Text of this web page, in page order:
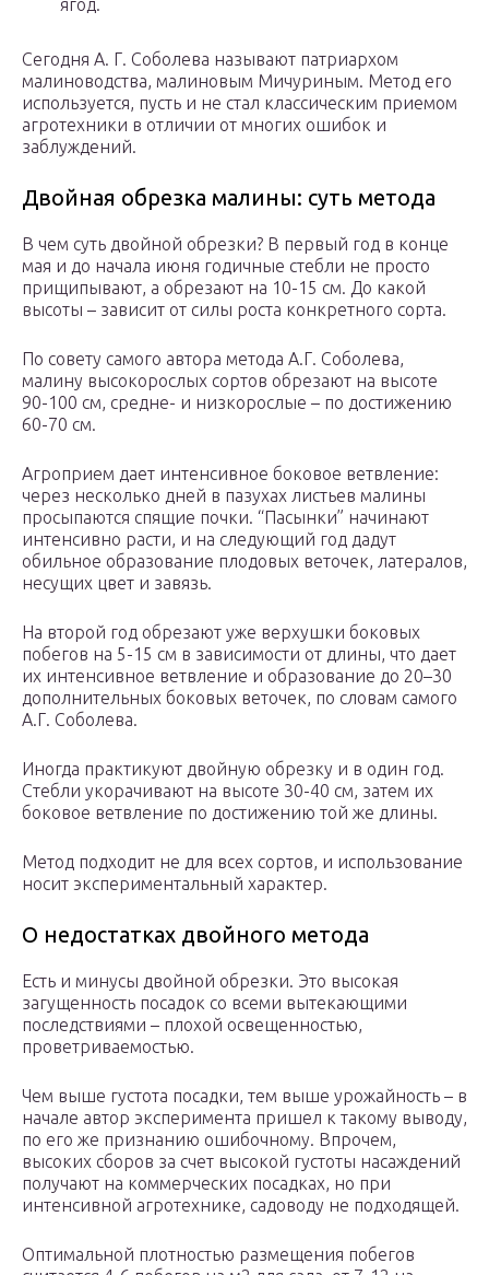
ягод.
Сегодня А. Г. Соболева называют патриархом
малиноводства, малиновым Мичуриным. Метод его
используется, пусть и не стал классическим приемом
агротехники в отличии от многих ошибок и
заблуждений.
Двойная обрезка малины: суть метода
В чем суть двойной обрезки? В первый год в конце
мая и до начала июня годичные стебли не просто
прищипывают, а обрезают на 10-15 см. До какой
высоты – зависит от силы роста конкретного сорта.
По совету самого автора метода А.Г. Соболева,
малину высокорослых сортов обрезают на высоте
90-100 см, средне- и низкорослые – по достижению
60-70 см.
Агроприем дает интенсивное боковое ветвление:
через несколько дней в пазухах листьев малины
просыпаются спящие почки. “Пасынки” начинают
интенсивно расти, и на следующий год дадут
обильное образование плодовых веточек, латералов,
несущих цвет и завязь.
На второй год обрезают уже верхушки боковых
побегов на 5-15 см в зависимости от длины, что дает
их интенсивное ветвление и образование до 20–30
дополнительных боковых веточек, по словам самого
А.Г. Соболева.
Иногда практикуют двойную обрезку и в один год.
Стебли укорачивают на высоте 30-40 см, затем их
боковое ветвление по достижению той же длины.
Метод подходит не для всех сортов, и использование
носит экспериментальный характер.
О недостатках двойного метода
Есть и минусы двойной обрезки. Это высокая
загущенность посадок со всеми вытекающими
последствиями – плохой освещенностью,
проветриваемостью.
Чем выше густота посадки, тем выше урожайность – в
начале автор эксперимента пришел к такому выводу,
по его же признанию ошибочному. Впрочем,
высоких сборов за счет высокой густоты насаждений
получают на коммерческих посадках, но при
интенсивной агротехнике, садоводу не подходящей.
Оптимальной плотностью размещения побегов